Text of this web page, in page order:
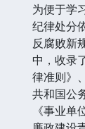
为便于学
纪律处分
反腐败新
中，收录
律准则》
共和国公
《事业